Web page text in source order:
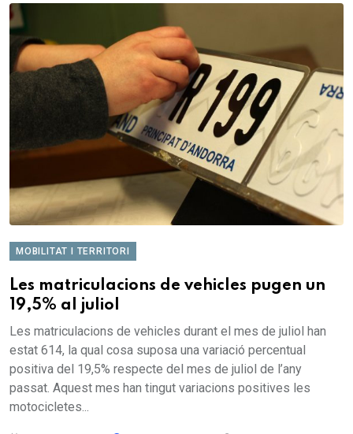
MOBILITAT I TERRITORI
Les matriculacions de vehicles pugen un
19,5% al juliol
Les matriculacions de vehicles durant el mes de juliol han
estat 614, la qual cosa suposa una variació percentual
positiva del 19,5% respecte del mes de juliol de l’any
passat. Aquest mes han tingut variacions positives les
motocicletes...